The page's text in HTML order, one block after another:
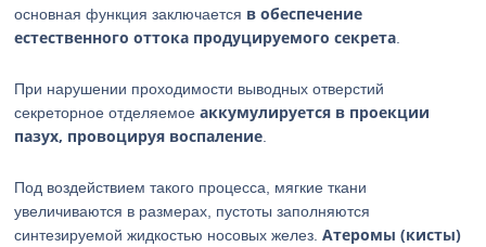
основная функция заключается в обеспечение
естественного оттока продуцируемого секрета
При нарушении проходимости выводных отверстий
секреторное отделяемоеаккумулируется в проекции
пазух, провоцируя воспаление
Под воздействием такого процесса, мягкие ткани
увеличиваются в размерах, пустоты заполняются
синтезируемой жидкостью носовых желез.Атеромы (кисты)